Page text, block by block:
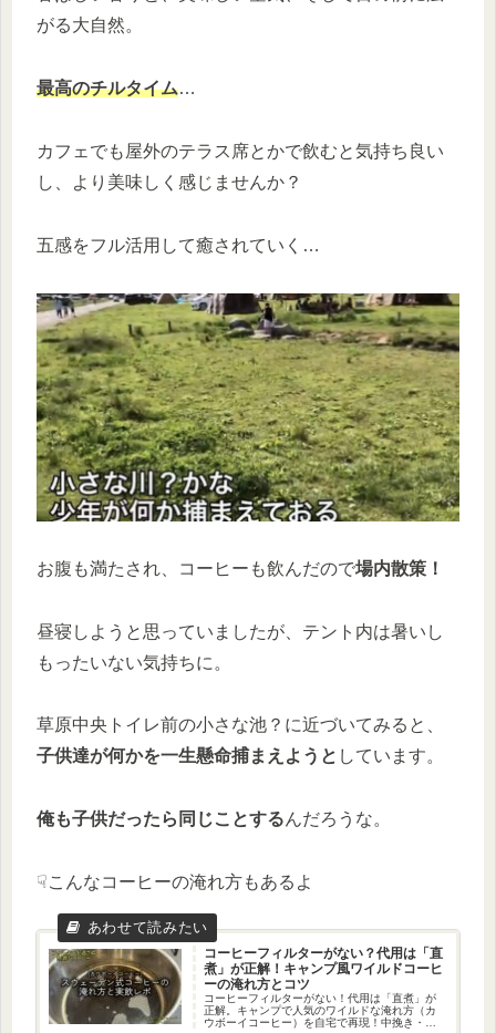
がる大自然。
最高のチルタイム…
カフェでも屋外のテラス席とかで飲むと気持ち良い
し、より美味しく感じませんか？
五感をフル活用して癒されていく…
お腹も満たされ、コーヒーも飲んだので場内散策！
昼寝しようと思っていましたが、テント内は暑いし
もったいない気持ちに。
草原中央トイレ前の小さな池？に近づいてみると、
子供達が何かを一生懸命捕まえようと しています。
俺も子供だったら同じことするんだろうな。
☟こんなコーヒーの淹れ方もあるよ
コーヒーフィルターがない？代用は「直
煮」が正解！キャンプ風ワイルドコーヒ
ーの淹れ方とコツ
コーヒーフィルターがない！代用は「直煮」が
正解。キャンプで人気のワイルドな淹れ方（カ
ウボーイコーヒー）を自宅で再現！中挽き・粗